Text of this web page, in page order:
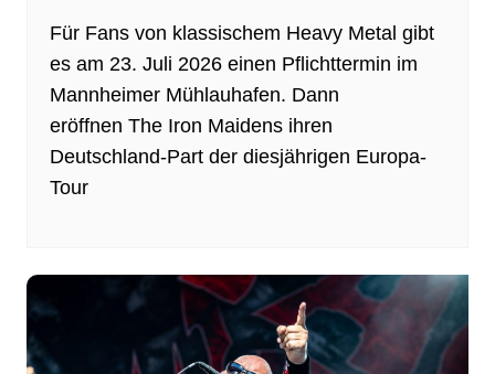
Für Fans von klassischem Heavy Metal gibt
es am 23. Juli 2026 einen Pflichttermin im
Mannheimer Mühlauhafen. Dann
eröffnen The Iron Maidens ihren
Deutschland-Part der diesjährigen Europa-
Tour